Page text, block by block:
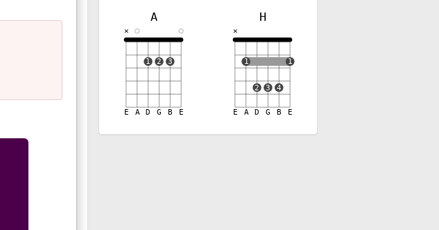
A
E A D G B E
✕
1 2 3
H
E A D G B E
✕
1
2 3 4
1